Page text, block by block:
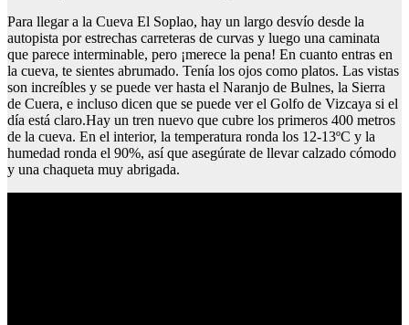
Para llegar a la Cueva El Soplao, hay un largo desvío desde la
autopista por estrechas carreteras de curvas y luego una caminata
que parece interminable, pero ¡merece la pena! En cuanto entras en
la cueva, te sientes abrumado. Tenía los ojos como platos. Las vistas
son increíbles y se puede ver hasta el Naranjo de Bulnes, la Sierra
de Cuera, e incluso dicen que se puede ver el Golfo de Vizcaya si el
día está claro.Hay un tren nuevo que cubre los primeros 400 metros
de la cueva. En el interior, la temperatura ronda los 12-13ºC y la
humedad ronda el 90%, así que asegúrate de llevar calzado cómodo
y una chaqueta muy abrigada.